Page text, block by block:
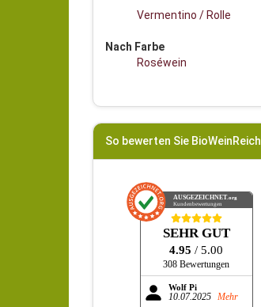
Vermentino / Rolle
Nach Farbe
Roséwein
So bewerten Sie BioWeinReich
AUSGEZEICHNET.org
Kundenbewertungen
SEHR GUT
4.95 / 5.00
308 Bewertungen
Wolf Pi
10.07.2025 Mehr